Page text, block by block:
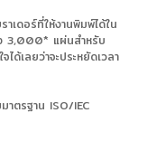
ดอร์ที่ให้งานพิมพ์ได้ใน
3,000* แผ่นสำหรับ
ด้เลยว่าจะประหยัดเวลา
ตรฐาน ISO/IEC